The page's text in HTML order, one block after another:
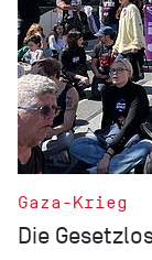
Gaza-Krieg
Die